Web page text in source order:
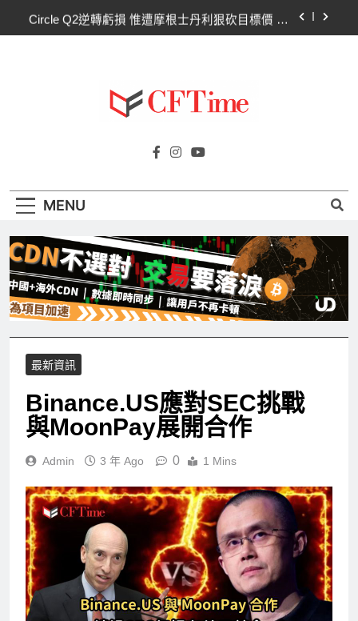
Circle Q2逆轉虧損 惟遭摩根士丹利狠砍目標價 市
比特幣失守關鍵阻力帶！50日SMA及斐波那契
63,600美元未收復，下降通道持續
Circle Q2逆轉虧損 惟遭摩根士丹利狠砍目標價 市
CLARITY法案60票門檻仍差關鍵缺口！民主黨七
Cftime.io
AI（ChatGPT）、區塊鏈、NFT、加密貨
MENU
最新資訊
Binance.US應對SEC挑戰
與MoonPay展開合作
Admin 3 年 Ago 0 1 Mins